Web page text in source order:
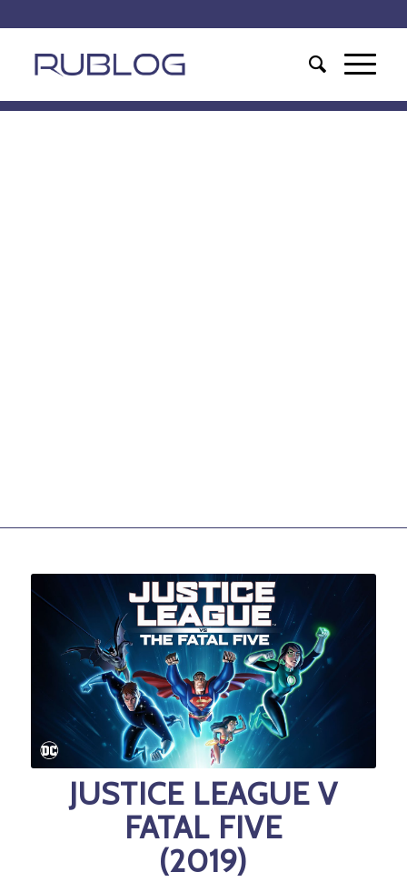
JUSTICE LEAGUE V
FATAL FIVE
(2019)